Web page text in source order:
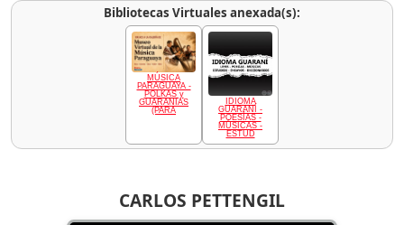
CARLOS PETTENGIL
Bibliotecas Virtuales anexada(s):
MÚSICA
PARAGUAYA -
POLKAS y
GUARANIAS
(PARA
IDIOMA
GUARANÍ -
POESÍAS -
MÚSICAS -
ESTUD